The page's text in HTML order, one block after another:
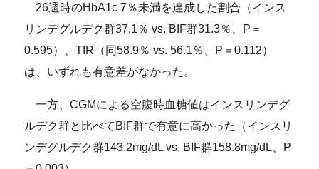
26週時のHbA1c 7％未満を達成した割合（インス
リンデグルデク群37.1％ vs. BIF群31.3％、P＝
0.595）、TIR（同58.9％ vs. 56.1％、P＝0.112）
は、いずれも有意差がなかった。
一方、CGMによる空腹時血糖値はインスリンデグ
ルデク群と比べてBIF群で有意に高かった（インスリ
ンデグルデク群143.2mg/dL vs. BIF群158.8mg/dL、P